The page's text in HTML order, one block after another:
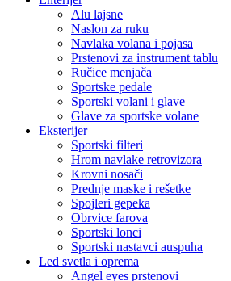
Alu lajsne
Naslon za ruku
Navlaka volana i pojasa
Prstenovi za instrument tablu
Ručice menjača
Sportske pedale
Sportski volani i glave
Glave za sportske volane
Eksterijer
Sportski filteri
Hrom navlake retrovizora
Krovni nosači
Prednje maske i rešetke
Spojleri gepeka
Obrvice farova
Sportski lonci
Sportski nastavci auspuha
Led svetla i oprema
Angel eyes prstenovi